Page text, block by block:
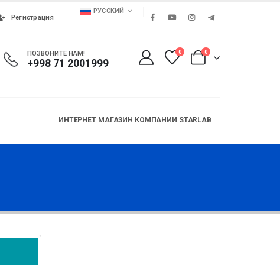
Регистрация
РУССКИЙ
ПОЗВОНИТЕ НАМ!
+998 71 2001999
0 0
ИНТЕРНЕТ МАГАЗИН КОМПАНИИ STARLAB